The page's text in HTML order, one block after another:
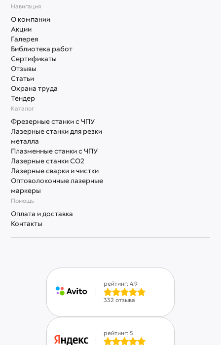
Помощь
Оплата и доставка
Контакты
Навигация
О компании
Акции
Галерея
Библиотека работ
Сертификаты
Отзывы
Статьи
Охрана труда
Тендер
Каталог
Фрезерные станки с ЧПУ
Лазерные станки для резки
металла
Плазменные станки с ЧПУ
Лазерные станки СО2
Лазерные сварки и чистки
Оптоволоконные лазерные
маркеры
рейтинг: 4.9
332 отзыва
рейтинг: 5